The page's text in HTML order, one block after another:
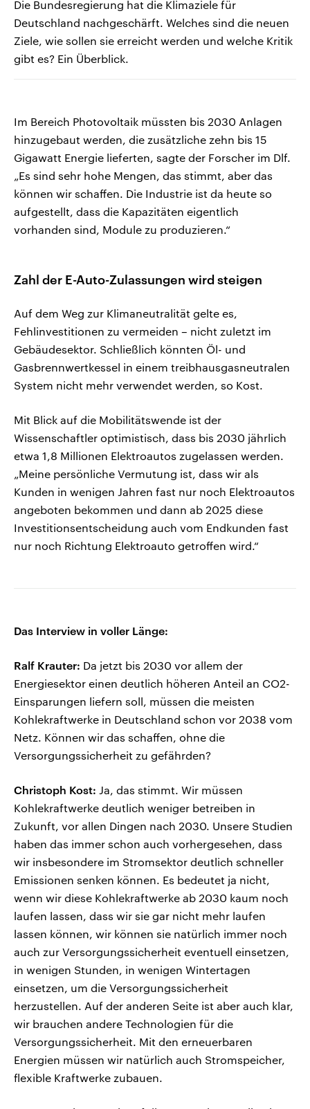
Die Bundesregierung hat die Klimaziele für
Deutschland nachgeschärft. Welches sind die neuen
Ziele, wie sollen sie erreicht werden und welche Kritik
gibt es? Ein Überblick.
Im Bereich Photovoltaik müssten bis 2030 Anlagen
hinzugebaut werden, die zusätzliche zehn bis 15
Gigawatt Energie lieferten, sagte der Forscher im Dlf.
„Es sind sehr hohe Mengen, das stimmt, aber das
können wir schaffen. Die Industrie ist da heute so
aufgestellt, dass die Kapazitäten eigentlich
vorhanden sind, Module zu produzieren.“
Zahl der E-Auto-Zulassungen wird steigen
Auf dem Weg zur Klimaneutralität gelte es,
Fehlinvestitionen zu vermeiden – nicht zuletzt im
Gebäudesektor. Schließlich könnten Öl- und
Gasbrennwertkessel in einem treibhausgasneutralen
System nicht mehr verwendet werden, so Kost.
Mit Blick auf die Mobilitätswende ist der
Wissenschaftler optimistisch, dass bis 2030 jährlich
etwa 1,8 Millionen Elektroautos zugelassen werden.
„Meine persönliche Vermutung ist, dass wir als
Kunden in wenigen Jahren fast nur noch Elektroautos
angeboten bekommen und dann ab 2025 diese
Investitionsentscheidung auch vom Endkunden fast
nur noch Richtung Elektroauto getroffen wird.“
Das Interview in voller Länge:
Ralf Krauter: Da jetzt bis 2030 vor allem der
Energiesektor einen deutlich höheren Anteil an CO2-
Einsparungen liefern soll, müssen die meisten
Kohlekraftwerke in Deutschland schon vor 2038 vom
Netz. Können wir das schaffen, ohne die
Versorgungssicherheit zu gefährden?
Christoph Kost: Ja, das stimmt. Wir müssen
Kohlekraftwerke deutlich weniger betreiben in
Zukunft, vor allen Dingen nach 2030. Unsere Studien
haben das immer schon auch vorhergesehen, dass
wir insbesondere im Stromsektor deutlich schneller
Emissionen senken können. Es bedeutet ja nicht,
wenn wir diese Kohlekraftwerke ab 2030 kaum noch
laufen lassen, dass wir sie gar nicht mehr laufen
lassen können, wir können sie natürlich immer noch
auch zur Versorgungssicherheit eventuell einsetzen,
in wenigen Stunden, in wenigen Wintertagen
einsetzen, um die Versorgungssicherheit
herzustellen. Auf der anderen Seite ist aber auch klar,
wir brauchen andere Technologien für die
Versorgungssicherheit. Mit den erneuerbaren
Energien müssen wir natürlich auch Stromspeicher,
flexible Kraftwerke zubauen.